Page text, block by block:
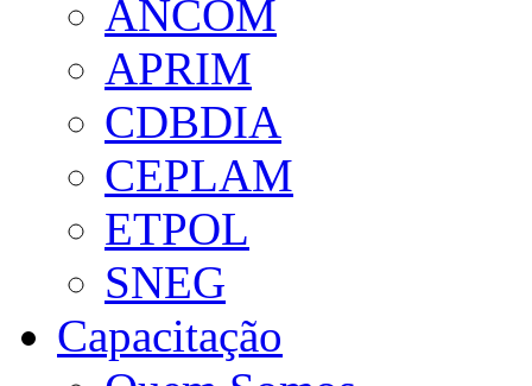
ANCOM
APRIM
CDBDIA
CEPLAM
ETPOL
SNEG
Capacitação